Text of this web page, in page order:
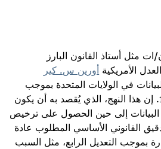
ات مثل أستاذ القانون البارز
الأمريكية أورين س. كير
في الولايات المتحدة بموجب
قانون الولايات المتحدة 18. إن هذا النهج، الذي يُقصد به أن يكون
البيانات إلى حين الحصول على ترخيص
القانوني الأساسي المطلوب عادة
بموجب التعديل الرابع، مثل السبب